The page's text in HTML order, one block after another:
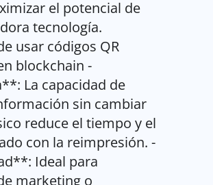
el potencial de
tecnología.
usar códigos QR
blockchain -
La capacidad de
sin cambiar
reduce el tiempo y el
con la reimpresión. -
Ideal para
marketing o